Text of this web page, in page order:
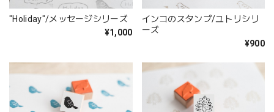
"Holiday"/メッセージシリーズ
¥1,000
インコのスタンプ/ユトリシリ
ーズ
¥900